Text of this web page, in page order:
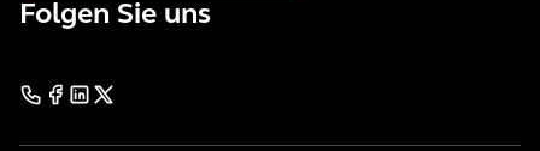
Folgen Sie uns